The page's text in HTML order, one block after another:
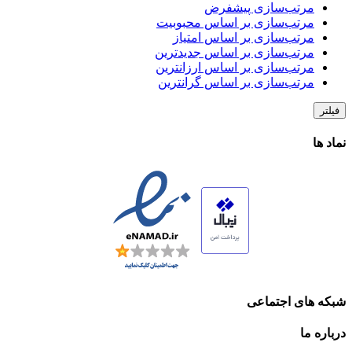
مرتب‌سازی پیشفرض
مرتب‌سازی بر اساس محبوبیت
مرتب‌سازی بر اساس امتیاز
مرتب‌سازی بر اساس جدیدترین
مرتب‌سازی بر اساس ارزانترین
مرتب‌سازی بر اساس گرانترین
فیلتر
نماد ها
شبکه های اجتماعی
درباره ما